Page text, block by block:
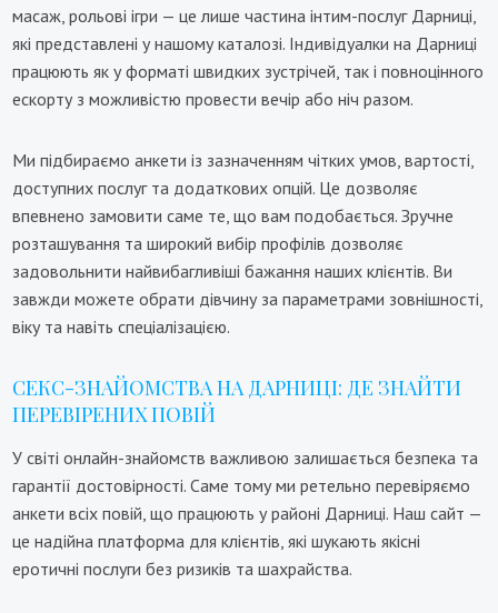
масаж, рольові ігри — це лише частина інтим-послуг Дарниці,
які представлені у нашому каталозі. Індивідуалки на Дарниці
працюють як у форматі швидких зустрічей, так і повноцінного
ескорту з можливістю провести вечір або ніч разом.
Ми підбираємо анкети із зазначенням чітких умов, вартості,
доступних послуг та додаткових опцій. Це дозволяє
впевнено замовити саме те, що вам подобається. Зручне
розташування та широкий вибір профілів дозволяє
задовольнити найвибагливіші бажання наших клієнтів. Ви
завжди можете обрати дівчину за параметрами зовнішності,
віку та навіть спеціалізацією.
СЕКС-ЗНАЙОМСТВА НА ДАРНИЦІ: ДЕ ЗНАЙТИ
ПЕРЕВІРЕНИХ ПОВІЙ
У світі онлайн-знайомств важливою залишається безпека та
гарантії достовірності. Саме тому ми ретельно перевіряємо
анкети всіх повій, що працюють у районі Дарниці. Наш сайт —
це надійна платформа для клієнтів, які шукають якісні
еротичні послуги без ризиків та шахрайства.